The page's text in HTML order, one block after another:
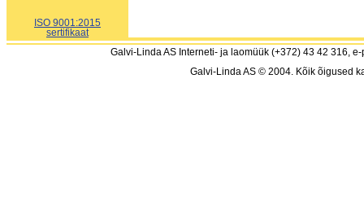
ISO 9001:2015
sertifikaat
Galvi-Linda AS Interneti- ja laomüük (+372) 43 42 316,
Galvi-Linda AS © 2004. Kõik õigused